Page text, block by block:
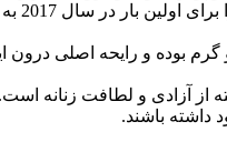
2017 به جهان نقد و بررسی کرد. این
بوده و رایحه اصلی درون
از آزادی و لطافت زنانه
داشته باشند.